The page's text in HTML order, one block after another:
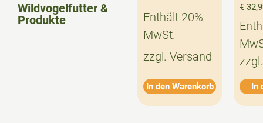
Wildvogelfutter &
Produkte
Enthält 20%
MwSt.
zzgl. Versand
In den Warenkorb
€
In